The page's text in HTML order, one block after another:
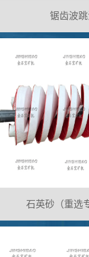
锯齿波
石英砂（重选